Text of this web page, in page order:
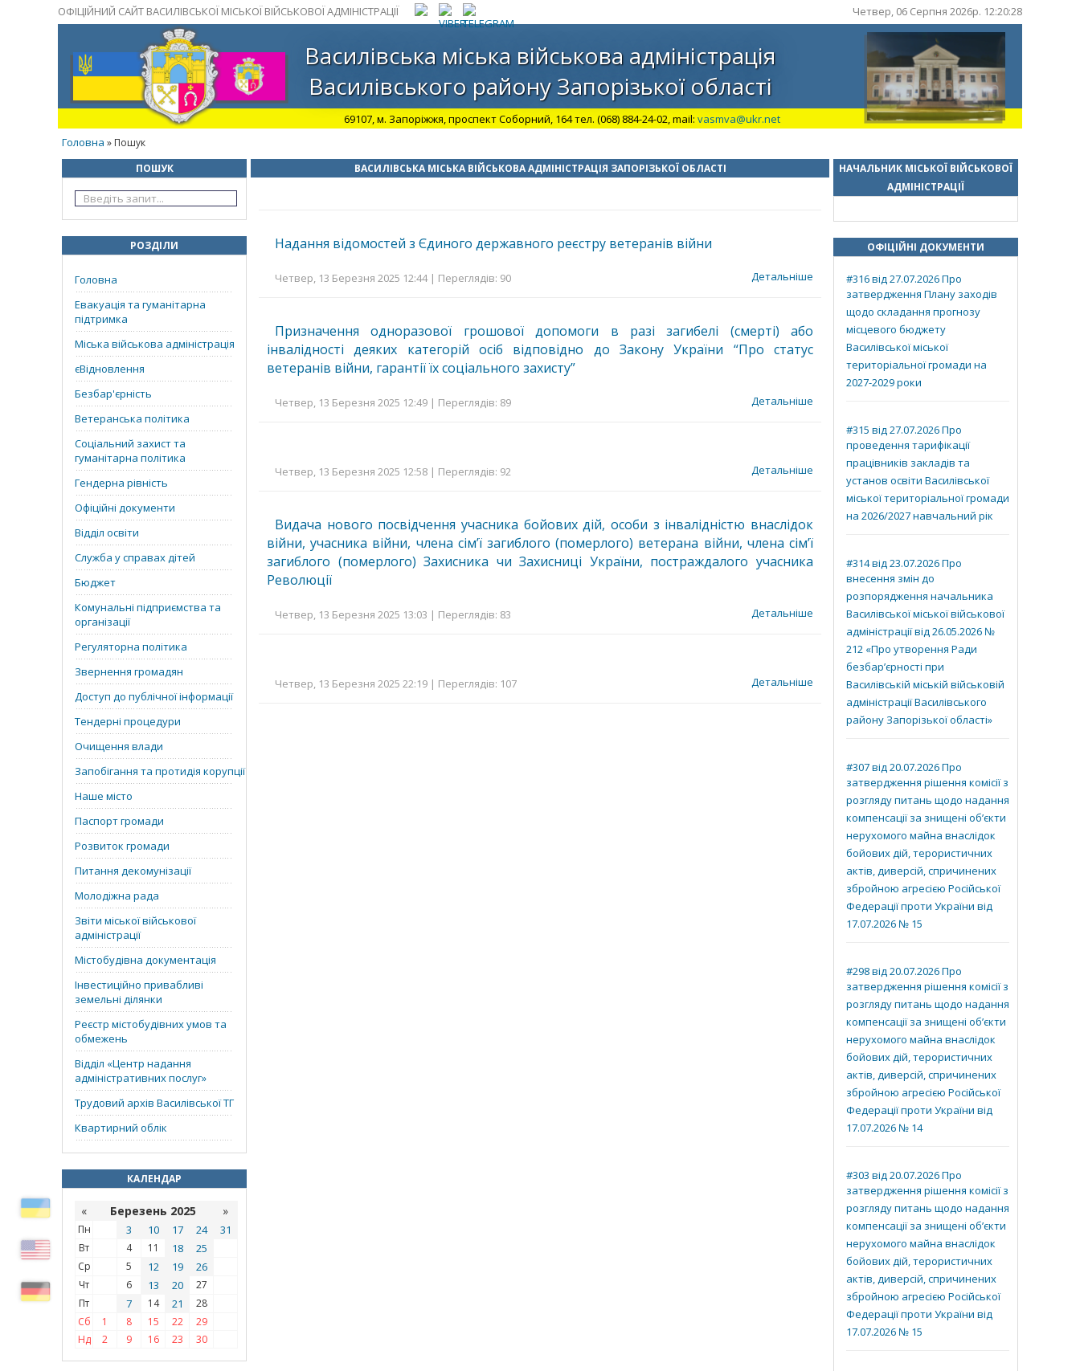
ОФІЦІЙНИЙ САЙТ ВАСИЛІВСЬКОЇ МІСЬКОЇ ВІЙСЬКОВОЇ АДМІНІСТРАЦІЇ Четвер, 06 Серпня 2026р. 12:20:28
Василівська міська військова адміністрація
Василівського району Запорізької області
69107, м. Запоріжжя, проспект Соборний, 164 тел. (068) 884-24-02, mail: vasmva@ukr.net
Головна » Пошук
ПОШУК
РОЗДІЛИ
Головна
Евакуація та гуманітарна
підтримка
Міська військова адміністрація
єВідновлення
Безбар'єрність
Ветеранська політика
Соціальний захист та
гуманітарна політика
Гендерна рівність
Офіційні документи
Відділ освіти
Служба у справах дітей
Бюджет
Комунальні підприємства та
організації
Регуляторна політика
Звернення громадян
Доступ до публічної інформації
Тендерні процедури
Очищення влади
Запобігання та протидія корупції
Наше місто
Паспорт громади
Розвиток громади
Питання декомунізації
Молодіжна рада
Звіти міської військової
адміністрації
Містобудівна документація
Інвестиційно привабливі
земельні ділянки
Реєстр містобудівних умов та
обмежень
Відділ «‎Центр надання
адміністративних послуг»
Трудовий архів Василівської ТГ
Квартирний облік
КАЛЕНДАР
« Березень 2025 »
Пн 3 10 17 24 31
Вт 4 11 18 25
Ср 5 12 19 26
Чт 6 13 20
27
Пт
7 14 21
28
Сб
1 8 15 22
29
Нд
2 9 16 23 30
ВАСИЛІВСЬКА МІСЬКА ВІЙСЬКОВА АДМІНІСТРАЦІЯ ЗАПОРІЗЬКОЇ ОБЛАСТІ
Надання відомостей з Єдиного державного реєстру ветеранів війни
Четвер, 13 Березня 2025 12:44 | Переглядів: 90 Детальніше
Призначення одноразової грошової допомоги в разі загибелі (смерті) або
інвалідності деяких категорій осіб відповідно до Закону України “Про статус
ветеранів війни, гарантії їх соціального захисту”
Четвер, 13 Березня 2025 12:49 | Переглядів: 89 Детальніше
Четвер, 13 Березня 2025 12:58 | Переглядів: 92 Детальніше
Видача нового посвідчення учасника бойових дій, особи з інвалідністю внаслідок
війни, учасника війни, члена сім’ї загиблого (померлого) ветерана війни, члена сім’ї
загиблого (померлого) Захисника чи Захисниці України, постраждалого учасника
Революції
Четвер, 13 Березня 2025 13:03 | Переглядів: 83 Детальніше
Четвер, 13 Березня 2025 22:19 | Переглядів: 107 Детальніше
НАЧАЛЬНИК МІСЬКОЇ ВІЙСЬКОВОЇ
АДМІНІСТРАЦІЇ
ОФІЦІЙНІ ДОКУМЕНТИ
#316 від 27.07.2026 Про
затвердження Плану заходів
щодо складання прогнозу
місцевого бюджету
Василівської міської
територіальної громади на
2027-2029 роки
#315 від 27.07.2026 Про
проведення тарифікації
працівників закладів та
установ освіти Василівської
міської територіальної громади
на 2026/2027 навчальний рік
#314 від 23.07.2026 Про
внесення змін до
розпорядження начальника
Василівської міської військової
адміністрації від 26.05.2026 №
212 «Про утворення Ради
безбар’єрності при
Василівській міській військовій
адміністрації Василівського
району Запорізької області»
#307 від 20.07.2026 Про
затвердження рішення комісії з
розгляду питань щодо надання
компенсації за знищені об’єкти
нерухомого майна внаслідок
бойових дій, терористичних
актів, диверсій, спричинених
збройною агресією Російської
Федерації проти України від
17.07.2026 № 15
#298 від 20.07.2026 Про
затвердження рішення комісії з
розгляду питань щодо надання
компенсації за знищені об’єкти
нерухомого майна внаслідок
бойових дій, терористичних
актів, диверсій, спричинених
збройною агресією Російської
Федерації проти України від
17.07.2026 № 14
#303 від 20.07.2026 Про
затвердження рішення комісії з
розгляду питань щодо надання
компенсації за знищені об’єкти
нерухомого майна внаслідок
бойових дій, терористичних
актів, диверсій, спричинених
збройною агресією Російської
Федерації проти України від
17.07.2026 № 15